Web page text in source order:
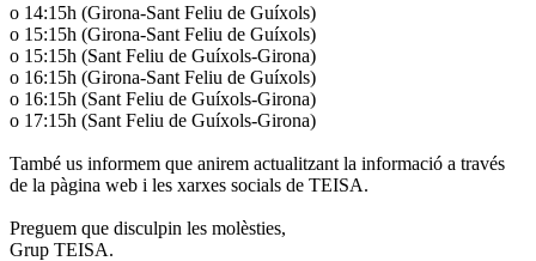
o 14:15h (Girona-Sant Feliu de Guíxols)
o 15:15h (Girona-Sant Feliu de Guíxols)
o 15:15h (Sant Feliu de Guíxols-Girona)
o 16:15h (Girona-Sant Feliu de Guíxols)
o 16:15h (Sant Feliu de Guíxols-Girona)
o 17:15h (Sant Feliu de Guíxols-Girona)
També us informem que anirem actualitzant la informació a través
de la pàgina web i les xarxes socials de TEISA.
Preguem que disculpin les molèsties,
Grup TEISA.